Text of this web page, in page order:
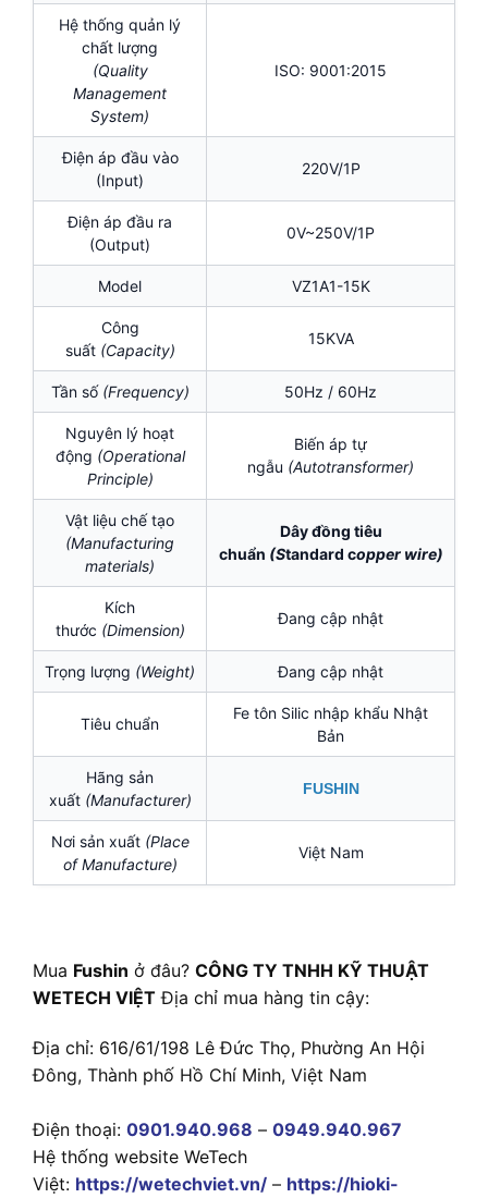
Hệ thống quản lý
chất lượng
(Quality
Management
System)
ISO: 9001:2015
Điện áp đầu vào
(Input)
220V/1P
Điện áp đầu ra
(Output)
0V~250V/1P
Model VZ1A1-15K
Công
suất (Capacity)
15KVA
Tần số (Frequency) 50Hz / 60Hz
Nguyên lý hoạt
động (Operational
Principle)
Biến áp tự
ngẫu (Autotransformer)
Vật liệu chế tạo
(Manufacturing
materials)
Dây đồng tiêu
chuẩn (Standard copper wire)
Kích
thước (Dimension)
Đang cập nhật
Trọng lượng (Weight) Đang cập nhật
Tiêu chuẩn
Fe tôn Silic nhập khẩu Nhật
Bản
Hãng sản
xuất (Manufacturer)
FUSHIN
Nơi sản xuất (Place
of Manufacture)
Việt Nam
Mua Fushin ở đâu? CÔNG TY TNHH KỸ THUẬT
WETECH VIỆT Địa chỉ mua hàng tin cậy:
Địa chỉ: 616/61/198 Lê Đức Thọ, Phường An Hội
Đông, Thành phố Hồ Chí Minh, Việt Nam
Điện thoại: 0901.940.968 – 0949.940.967
Hệ thống website WeTech
Việt: https://wetechviet.vn/ – https://hioki-